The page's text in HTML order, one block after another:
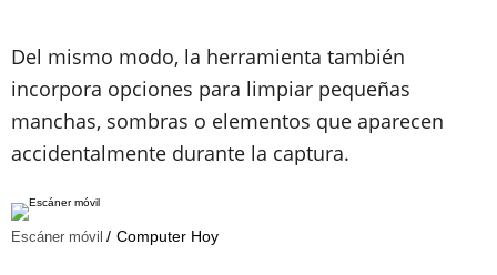
Del mismo modo, la herramienta también
incorpora opciones para limpiar pequeñas
manchas, sombras o elementos que aparecen
accidentalmente durante la captura.
Escáner móvil Computer Hoy